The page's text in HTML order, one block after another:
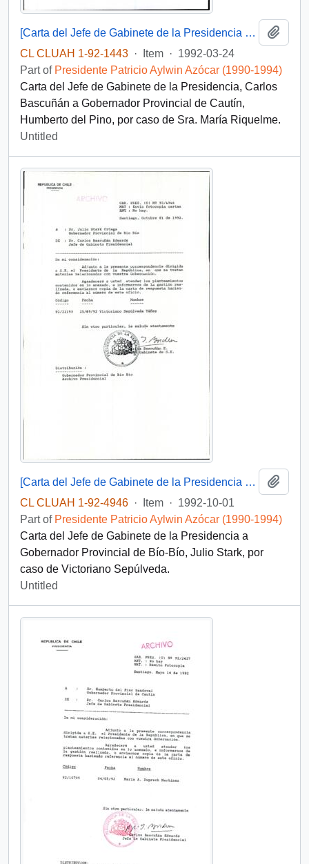
[Carta del Jefe de Gabinete de la Presidencia a Gobernador Provincial de Cautín]
CL CLUAH 1-92-1443 · Item · 1992-03-24
Part of Presidente Patricio Aylwin Azócar (1990-1994)
Carta del Jefe de Gabinete de la Presidencia, Carlos
Bascuñán a Gobernador Provincial de Cautín,
Humberto del Pino, por caso de Sra. María Riquelme.
Untitled
[Carta del Jefe de Gabinete de la Presidencia a Gobernador Provincial de Bío-Bío]
CL CLUAH 1-92-4946 · Item · 1992-10-01
Part of Presidente Patricio Aylwin Azócar (1990-1994)
Carta del Jefe de Gabinete de la Presidencia a
Gobernador Provincial de Bío-Bío, Julio Stark, por
caso de Victoriano Sepúlveda.
Untitled